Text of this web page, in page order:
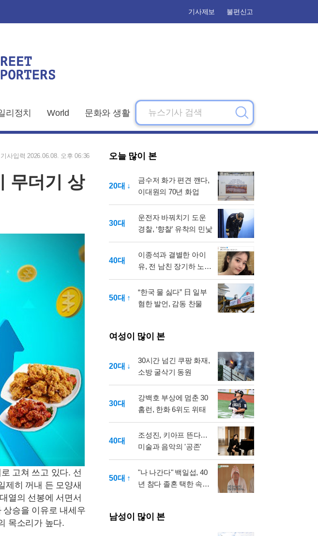
검
색
기사제보 불편신고
리정치 World 문화와 생활
무더기 상
기사입력 2026.06.08. 오후 06:36
고쳐 쓰고 있다. 선
제히 꺼내 든 모양새
열의 선봉에 서면서
상승을 이유로 내세우
목소리가 높다.
오늘 많이 본
20대 ↓
금수저 화가 편견 깬다,
이대원의 70년 화업
30대
운전자 바꿔치기 도운
경찰, ‘향찰’ 유착의 민낯
40대
이종석과 결별한 아이
유, 전 남친 장기하 노래
선곡
50대 ↑
“한국 물 싫다” 日 일부
혐한 발언, 감동 찬물
여성이 많이 본
20대 ↓
30시간 넘긴 쿠팡 화재,
소방 굴삭기 동원
30대
강백호 부상에 멈춘 30
홈런, 한화 6위도 위태
40대
조성진, 키아프 뜬다…
미술과 음악의 '공존'
50대 ↑
"나 나간다" 백일섭, 40
년 참다 졸혼 택한 속사
남성이 많이 본